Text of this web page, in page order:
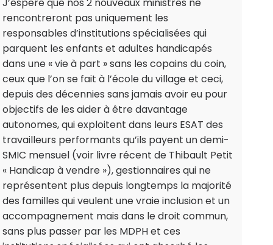
rencontreront pas uniquement les
responsables d’institutions spécialisées qui
parquent les enfants et adultes handicapés
dans une « vie à part » sans les copains du coin,
ceux que l’on se fait à l’école du village et ceci,
depuis des décennies sans jamais avoir eu pour
objectifs de les aider à être davantage
autonomes, qui exploitent dans leurs ESAT des
travailleurs performants qu’ils payent un demi-
SMIC mensuel (voir livre récent de Thibault Petit
« Handicap à vendre »), gestionnaires qui ne
représentent plus depuis longtemps la majorité
des familles qui veulent une vraie inclusion et un
accompagnement mais dans le droit commun,
sans plus passer par les MDPH et ces